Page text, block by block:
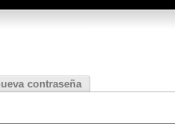
contraseña